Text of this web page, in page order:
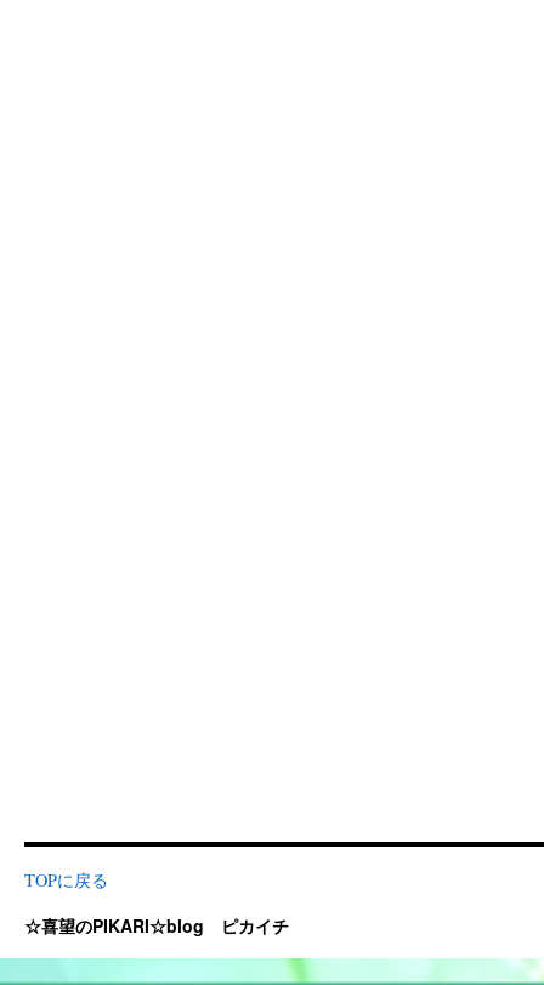
TOPに戻る
☆喜望のPIKARI☆blog ピカイチ